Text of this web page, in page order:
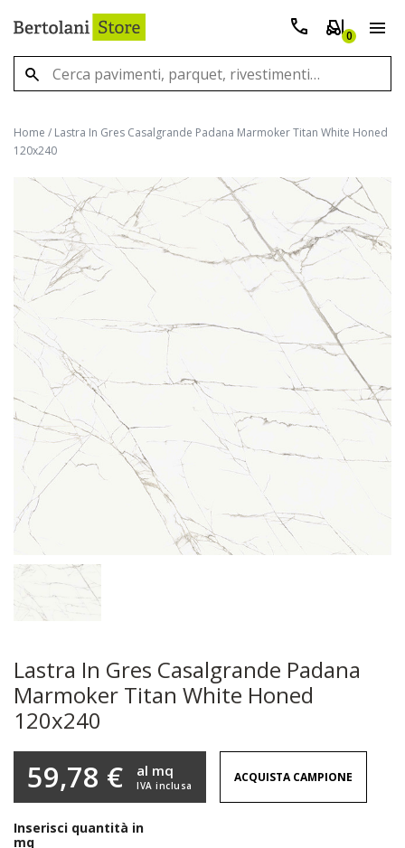
0
Home / Lastra In Gres Casalgrande Padana Marmoker Titan White Honed
120x240
Lastra In Gres Casalgrande Padana
Marmoker Titan White Honed
120x240
59,78 € IVA inclusa
al mq ACQUISTA CAMPIONE
Inserisci quantità in
mq